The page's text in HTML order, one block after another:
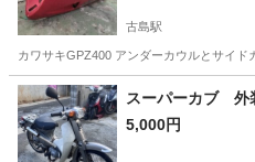
古島駅
カワサキGPZ400 アンダーカウルとサイ
沖縄 浦添市 古島駅 カワサキ
スーパーカブ 外
5,000円